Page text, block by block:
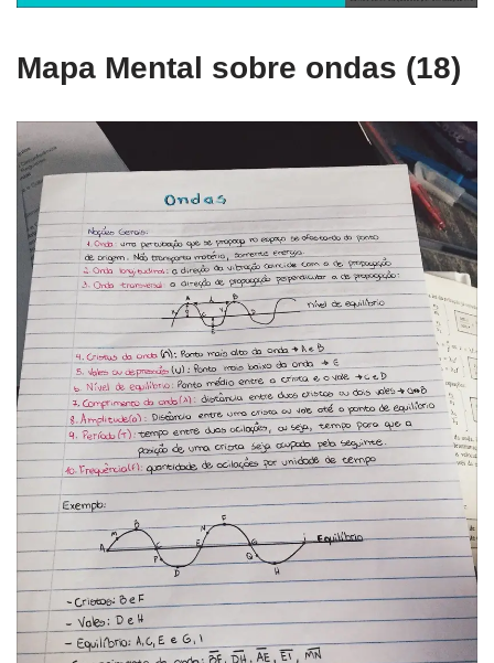
Mapa Mental sobre ondas (18)